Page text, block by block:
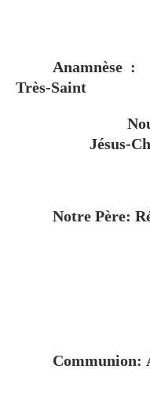
Anamnèse :
Très-Saint
Jésus-
Notre Père:
Communion: